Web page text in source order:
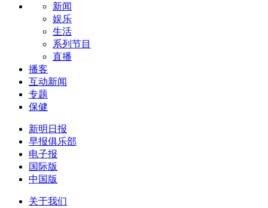
新闻
娱乐
生活
系列节目
直播
播客
互动新闻
专题
保健
新明日报
早报俱乐部
电子报
国际版
中国版
关于我们